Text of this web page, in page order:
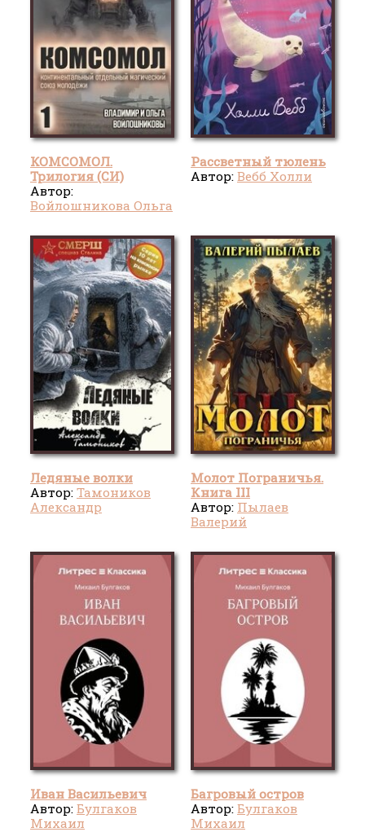
КОМСОМОЛ.
Трилогия (СИ)
Автор:
Войлошникова Ольга
Рассветный тюлень
Автор: Вебб Холли
Ледяные волки
Автор: Тамоников
Александр
Молот Пограничья.
Книга III
Автор: Пылаев
Валерий
Иван Васильевич
Автор: Булгаков
Михаил
Багровый остров
Автор: Булгаков
Михаил